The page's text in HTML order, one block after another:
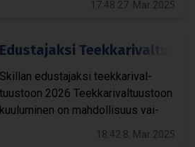
17:48 27. Mar 2025
Edus­ta­jaksi
Skil­lan edus­ta­jaksi teek­ka­ri­val­
tuus­toon 2026 Teek­ka­ri­val­tuus­toon
kuu­lu­mi­nen on mah­dol­li­suus vai­
kut­taa Tam­pe­reen Teek­ka­rien toi­
18:42 8. Mar 2025